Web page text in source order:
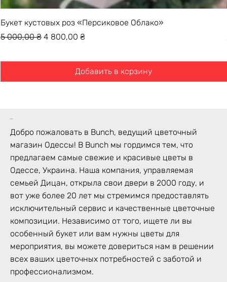
Букет кустовых роз «Персиковое Облако»
Обычная цена
5 000,00 ₴ Цена со скидкой
4 800,00 ₴
Добавить в корзину
bunch
Добро пожаловать в Bunch, ведущий цветочный
магазин Одессы! В Bunch мы гордимся тем, что
предлагаем самые свежие и красивые цветы в
Одессе, Украина. Наша компания, управляемая
семьей Дицан, открыла свои двери в 2000 году, и
вот уже более 20 лет мы стремимся предоставлять
исключительный сервис и качественные цветочные
композиции. Независимо от того, ищете ли вы
особенный букет или вам нужны цветы для
мероприятия, вы можете довериться нам в решении
всех ваших цветочных потребностей с заботой и
профессионализмом.